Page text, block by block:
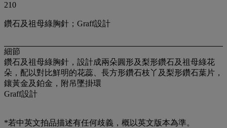
210
鑽石及祖母綠胸針；Graff設計
細節
鑽石及祖母綠胸針，設計成兩朵圓形及梨形鑽石及祖母綠花
朵，配以對比鮮明的花蕊、長方形鑽石枝丫及梨形鑽石葉片，
鑲黃金及鉑金，附吊墜掛環
Graff設計
*若中英文拍品描述有任何歧義，概以英文版本為準。